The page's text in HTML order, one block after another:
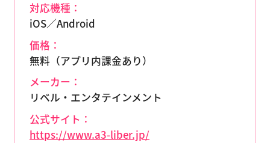
対応機種：
iOS／Android
価格：
無料（アプリ内課金あり）
メーカー：
リベル・エンタテインメント
公式サイト：
https://www.a3-liber.jp/